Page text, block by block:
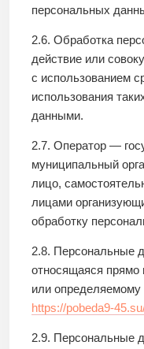
персональных
2.6. Обработка
действие или
с использованием
использования
данными.
2.7. Оператор —
муниципальный
лицо,
лицами
обработку
2.8. Персональные
относящаяся прямо
или
https://pobeda9-
2.9. Персональные